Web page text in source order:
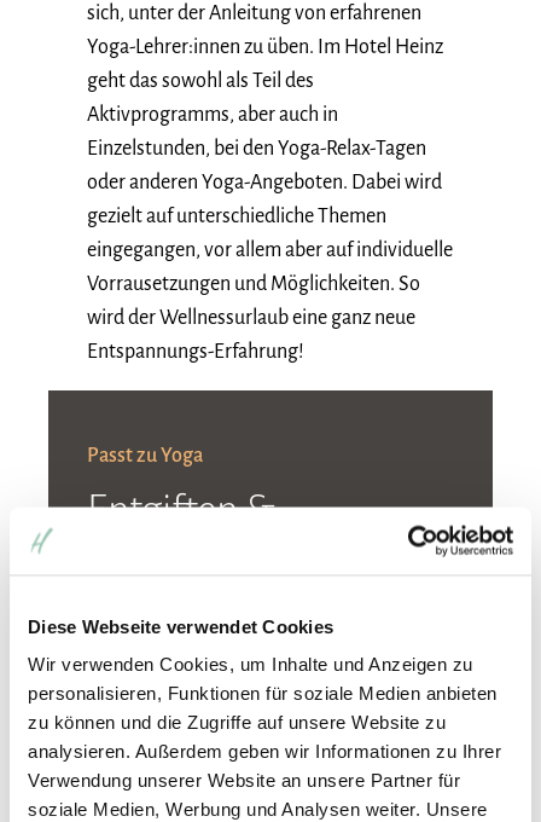
Diese Webseite verwendet Cookies
Wir verwenden Cookies, um Inhalte und Anzeigen zu
personalisieren, Funktionen für soziale Medien anbieten
zu können und die Zugriffe auf unsere Website zu
analysieren. Außerdem geben wir Informationen zu Ihrer
Verwendung unserer Website an unsere Partner für
soziale Medien, Werbung und Analysen weiter. Unsere
sich, unter der Anleitung von erfahrenen
Yoga-Lehrer:innen zu üben. Im Hotel Heinz
geht das sowohl als Teil des
Aktivprogramms, aber auch in
Einzelstunden, bei den Yoga-Relax-Tagen
oder anderen Yoga-Angeboten. Dabei wird
gezielt auf unterschiedliche Themen
eingegangen, vor allem aber auf individuelle
Vorrausetzungen und Möglichkeiten. So
wird der Wellnessurlaub eine ganz neue
Entspannungs-Erfahrung!
Passt zu Yoga
Entgiften &
Entschlacken mit den
Entlastungstagen
Sie möchten einen totalen Reset für Ihren
Körper? Neue Energie tanken, etwas für die
Gesundheit tun und sich zukünftig vielleicht
auch gesünder ernähren? Dann sind die